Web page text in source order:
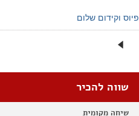
פיוס וקידום שלום
שווה להכיר
שיחה מקומית